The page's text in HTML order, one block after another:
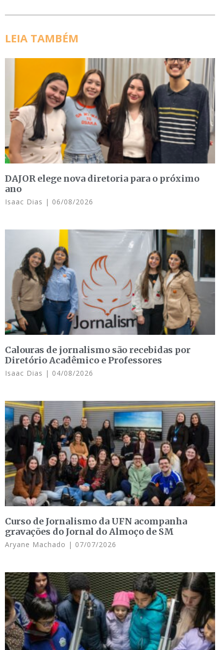
LEIA TAMBÉM
DAJOR elege nova diretoria para o próximo
ano
Isaac Dias 06/08/2026
Calouras de jornalismo são recebidas por
Diretório Acadêmico e Professores
Isaac Dias 04/08/2026
Curso de Jornalismo da UFN acompanha
gravações do Jornal do Almoço de SM
Aryane Machado 07/07/2026